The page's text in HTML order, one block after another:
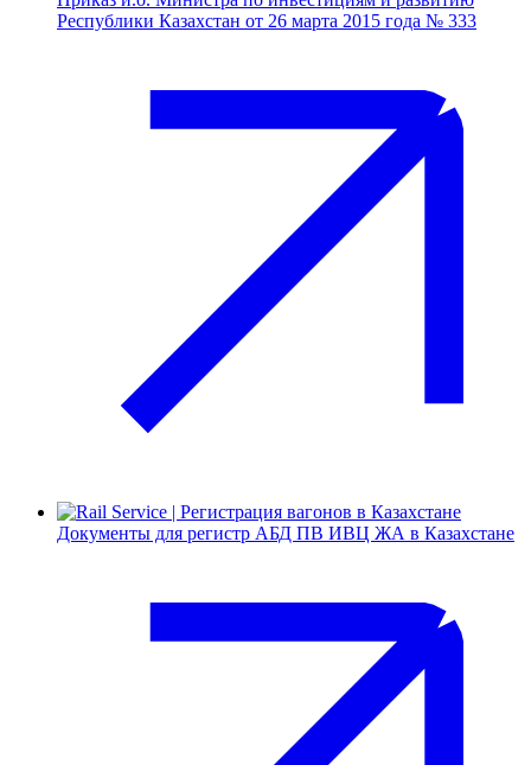
Республики Казахстан от 26 марта 2015 года № 333
Документы для регистр АБД ПВ ИВЦ ЖА в Казахстане